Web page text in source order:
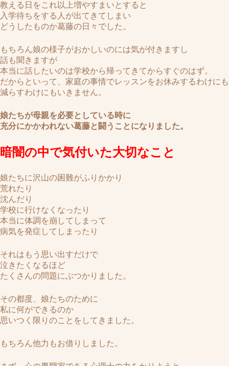
教える日をこれ以上増やすまいとすると
入学待ちをする人が出てきてしまい
どうしたものか葛藤の日々でした。
もちろん娘の様子がおかしいのには気が付きますし
話も聞きますが
本当に話したいのは学校から帰ってきてからすぐのはず。
だからといって、家庭の事情でレッスンをお休みするわけにも
減らすわけにもいきません。
娘たちが母親を必要としている時に
充分にかかわれない葛藤と闘うことになりました。
暗闇の中で気付いた大切なこと
娘たちに沢山の困難がふりかかり
荒れたり
沈んだり
学校に行けなくなったり
本当に体調を崩してしまって
病気を発症してしまったり
それはもう思い出すだけで
泣きたくなるほど
たくさんの問題にぶつかりました。
その都度、娘たちのために
私に何ができるのか
思いつく限りのことをしてきました。
もちろん他力もお借りしました。